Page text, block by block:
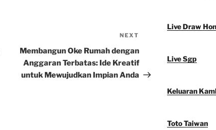
Post
NEXT
Membangun Oke Rumah dengan
Anggaran Terbatas: Ide Kreatif
untuk Mewujudkan Impian Anda
Live Draw
Live Sgp
Keluaran
Toto Taiwan